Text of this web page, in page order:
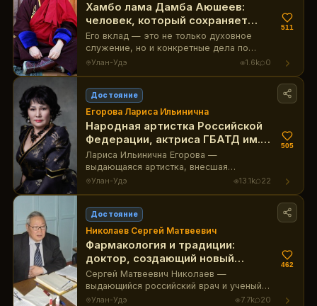
Хамбо лама Дамба Аюшеев:
человек, который сохраняет
культуру и традиции Бурятии
Его вклад — это не только духовное
служение, но и конкретные дела по
сохранению культуры, традиций,
Улан-Удэ 1.6k 0
511
Достояние
Егорова Лариса Ильинична
Народная артистка Российской
Федерации, актриса ГБАТД им.
Хоца Намсараева
Лариса Ильинична Егорова —
выдающаяся артистка, внесшая
неоценимый вклад в развитие театра и
Улан-Удэ 13.1k 22
505
Достояние
Николаев Сергей Матвеевич
Фармакология и традиции:
доктор, создающий новый
взгляд
Сергей Матвеевич Николаев —
выдающийся российский врач и ученый
из Бурятии, внёсший значительный вклад
Улан-Удэ 7.7k 20
462